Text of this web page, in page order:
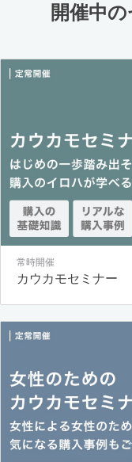
開催中
常時開催
カウカモセミナー